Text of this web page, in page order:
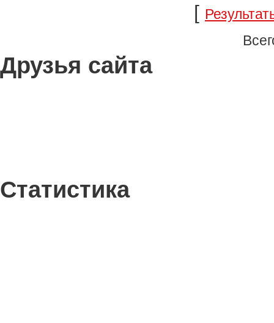
[
Друзья сайта
Статистика